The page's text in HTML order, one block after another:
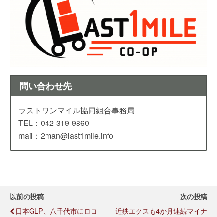
問い合わせ先
ラストワンマイル協同組合事務局
TEL：042-319-9860
mail：2man@last1mile.info
以前の投稿
日本GLP、八千代市にロコ
次の投稿
近鉄エクスも4か月連続マイナ